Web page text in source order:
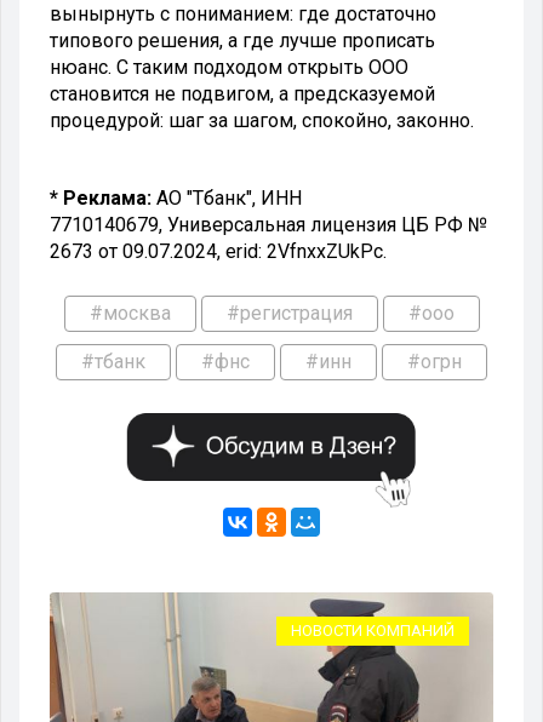
вынырнуть с пониманием: где достаточно
типового решения, а где лучше прописать
нюанс. С таким подходом открыть ООО
становится не подвигом, а предсказуемой
процедурой: шаг за шагом, спокойно, законно.
* Реклама: АО "Тбанк", ИНН
7710140679, Универсальная лицензия ЦБ РФ №
2673 от 09.07.2024, erid: 2VfnxxZUkPc.
#москва #регистрация #ооо
#тбанк #фнс #инн #огрн
НОВОСТИ КОМПАНИЙ